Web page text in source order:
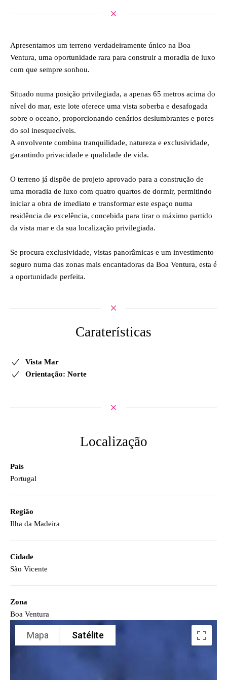
Apresentamos um terreno verdadeiramente único na Boa
Ventura, uma oportunidade rara para construir a moradia de luxo
com que sempre sonhou.
Situado numa posição privilegiada, a apenas 65 metros acima do
nível do mar, este lote oferece uma vista soberba e desafogada
sobre o oceano, proporcionando cenários deslumbrantes e pores
do sol inesquecíveis.
A envolvente combina tranquilidade, natureza e exclusividade,
garantindo privacidade e qualidade de vida.
O terreno já dispõe de projeto aprovado para a construção de
uma moradia de luxo com quatro quartos de dormir, permitindo
iniciar a obra de imediato e transformar este espaço numa
residência de excelência, concebida para tirar o máximo partido
da vista mar e da sua localização privilegiada.
Se procura exclusividade, vistas panorâmicas e um investimento
seguro numa das zonas mais encantadoras da Boa Ventura, esta é
a oportunidade perfeita.
Caraterísticas
Vista Mar
Orientação: Norte
Localização
País
Portugal
Região
Ilha da Madeira
Cidade
São Vicente
Zona
Boa Ventura
Mapa Satélite